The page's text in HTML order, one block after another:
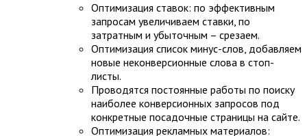
Оптимизация ставок: по эффективным
запросам увеличиваем ставки, по
затратным и убыточным – срезаем.
Оптимизация список минус-слов, добавляем
новые неконверсионные слова в стоп-
листы.
Проводятся постоянные работы по поиску
наиболее конверсионных запросов под
конкретные посадочные страницы на сайте.
Оптимизация рекламных материалов: